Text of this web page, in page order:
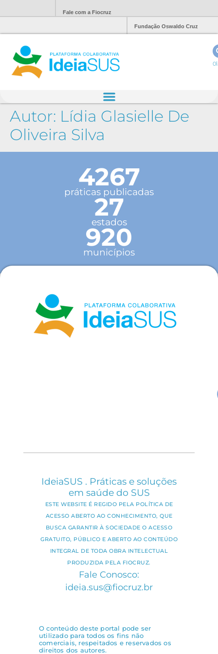
Fale com a Fiocruz
Fundação Oswaldo Cruz
Autor: Lídia Glasielle De
Oliveira Silva
4267
práticas publicadas
27
estados
920
municípios
IdeiaSUS . Práticas e soluções
em saúde do SUS
ESTE WEBSITE É REGIDO PELA POLÍTICA DE
ACESSO ABERTO AO CONHECIMENTO, QUE
BUSCA GARANTIR À SOCIEDADE O ACESSO
GRATUITO, PÚBLICO E ABERTO AO CONTEÚDO
INTEGRAL DE TODA OBRA INTELECTUAL
PRODUZIDA PELA FIOCRUZ.
Fale Conosco:
ideia.sus@fiocruz.br
O conteúdo deste portal pode ser
utilizado para todos os fins não
comerciais, respeitados e reservados os
direitos dos autores.